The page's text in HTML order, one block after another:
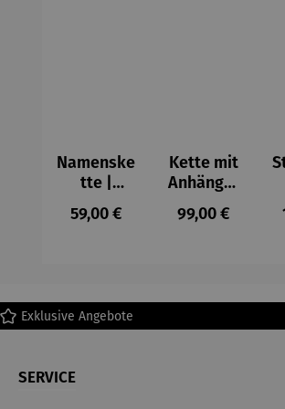
Namenske
tte |
personali
sierbar
Regulärer Preis:
59,00 €
Kette mit
Anhänger
| Silber
Regulärer
99,00 €
Exklusive Angebote
SERVICE